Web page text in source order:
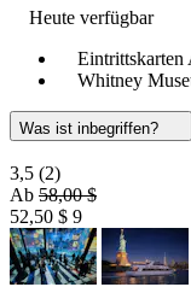
Heute verfügbar
Eintrittskarten
Whitney
Was ist inbegriffen?
3,5 (2)
Ab 58,00 $
52,50 $ 9